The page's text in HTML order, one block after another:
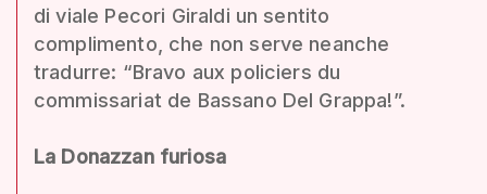
di viale Pecori Giraldi un sentito
complimento, che non serve neanche
tradurre: “Bravo aux policiers du
commissariat de Bassano Del Grappa!”.
La Donazzan furiosa